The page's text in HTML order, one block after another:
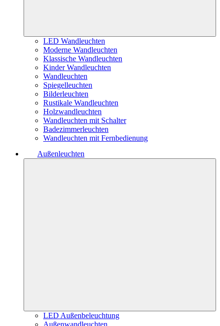
LED Wandleuchten
Moderne Wandleuchten
Klassische Wandleuchten
Kinder Wandleuchten
Wandleuchten
Spiegelleuchten
Bilderleuchten
Rustikale Wandleuchten
Holzwandleuchten
Wandleuchten mit Schalter
Badezimmerleuchten
Wandleuchten mit Fernbedienung
Außenleuchten
LED Außenbeleuchtung
Außenwandleuchten